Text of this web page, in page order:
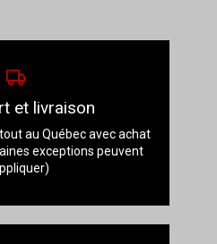
et livraison
au Québec avec achat
exceptions peuvent